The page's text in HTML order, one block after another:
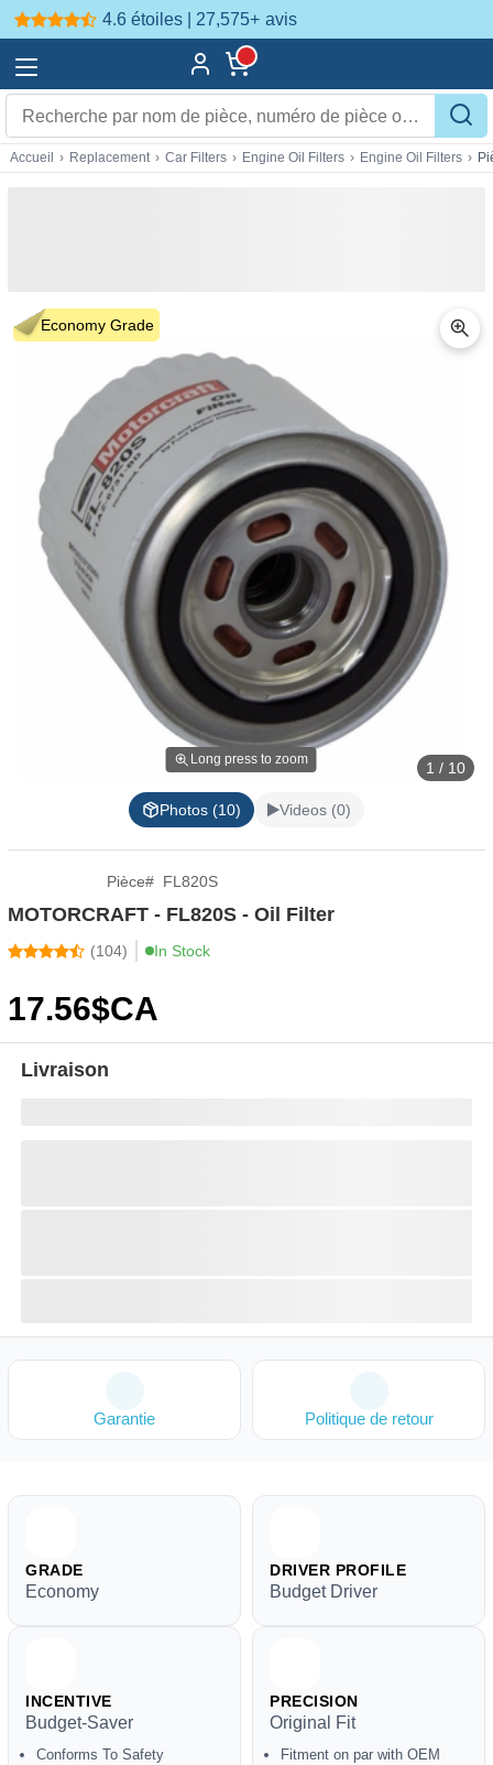
4.6 étoiles | 27,575+ avis
Accueil › Replacement › Car Filters › Engine Oil Filters › Engine Oil Filters ›
Economy Grade
Long press to zoom 1 / 10
Photos (10) Videos (0)
Pièce# FL820S
MOTORCRAFT - FL820S - Oil Filter
(104) In Stock
17.56$CA
Livraison
Garantie Politique de retour
GRADE
Economy
DRIVER PROFILE
Budget Driver
INCENTIVE
Budget-Saver
Conforms To Safety
PRECISION
Original Fit
Fitment on par with OEM